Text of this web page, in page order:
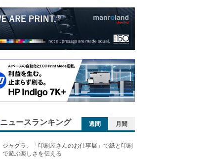
ニュースランキング 週間 月間
ジャグラ、「印刷屋さんのお仕事展」で紙と印刷
で遊ぶ楽しさを伝える